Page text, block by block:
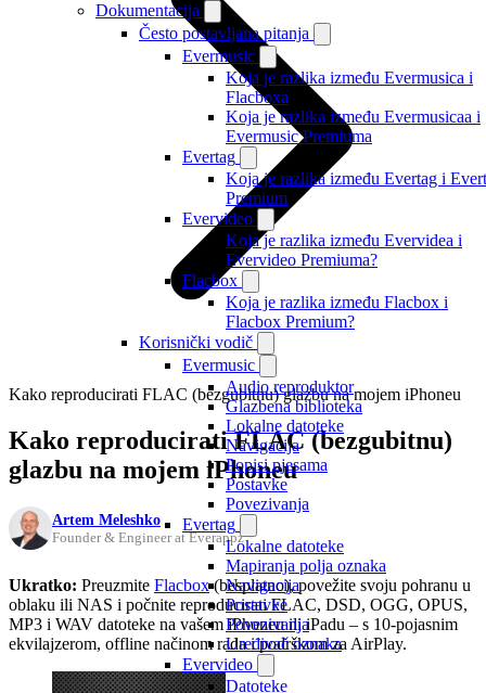
Dokumentacija
Često postavljana pitanja
Evermusic
Koja je razlika između Evermusica i
Flacboxa
Koja je razlika između Evermusicaa i
Evermusic Premiuma
Evertag
Koja je razlika između Evertag i
Premium
Evervideo
Koja je razlika između Evervidea i
Evervideo Premiuma?
Flacbox
Koja je razlika između Flacbox i
Flacbox Premium?
Korisnički vodič
Evermusic
Audio reproduktor
Glazbena biblioteka
Lokalne datoteke
Navigacija
Popisi pjesama
Postavke
Povezivanja
Evertag
Lokalne datoteke
Mapiranja polja oznaka
Navigacija
Postavke
Povezivanja
Uređivač oznaka
Evervideo
Datoteke
Kako reproducirati FLAC (bezgubitnu) glazbu na mojem iPhoneu
Kako reproducirati FLAC (bezgubitnu)
glazbu na mojem iPhoneu
Artem Meleshko
Founder & Engineer at Everappz
Ukratko: Preuzmite Flacbox(besplatno), povežite svoju pohranu u
oblaku ili NAS i počnite reproducirati FLAC, DSD, OGG, OPUS,
MP3 i WAV datoteke na vašem iPhoneu ili iPadu – s 10-pojasnim
ekvilajzerom, offline načinom rada i podrškom za AirPlay.